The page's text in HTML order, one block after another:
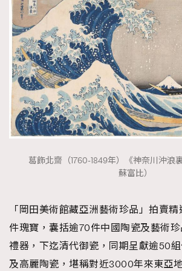
EmpowerF
FashionWeek
葛飾北齋（1760-1849年）《神奈川沖浪
蘇富比）
「岡田美術館藏亞洲藝術珍品」拍賣
件瑰寶，囊括逾70件中國陶瓷及藝術
禮器，下迄清代御瓷，同期呈獻逾50
及高麗陶瓷，堪稱對近3000年來東亞